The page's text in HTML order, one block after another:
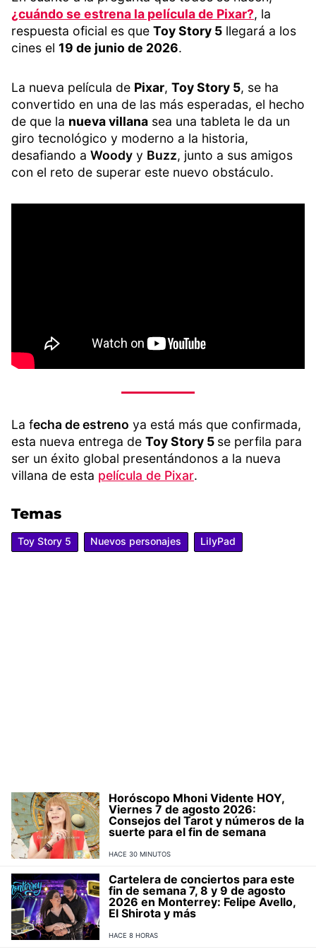
¿cuándo se estrena la película de Pixar?, la
respuesta oficial es que Toy Story 5 llegará a los
cines el 19 de junio de 2026.
La nueva película de Pixar, Toy Story 5, se ha
convertido en una de las más esperadas, el hecho
de que la nueva villana sea una tableta le da un
giro tecnológico y moderno a la historia,
desafiando a Woody y Buzz, junto a sus amigos
con el reto de superar este nuevo obstáculo.
La fecha de estreno ya está más que confirmada,
esta nueva entrega de Toy Story 5 se perfila para
ser un éxito global presentándonos a la nueva
villana de esta película de Pixar.
Temas
Toy Story 5 Nuevos personajes LilyPad
Horóscopo Mhoni Vidente HOY,
Viernes 7 de agosto 2026:
Consejos del Tarot y números de la
suerte para el fin de semana
HACE 30 MINUTOS
Cartelera de conciertos para este
fin de semana 7, 8 y 9 de agosto
2026 en Monterrey: Felipe Avello,
El Shirota y más
HACE 8 HORAS